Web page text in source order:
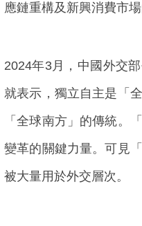
應鏈重構及新興消費市場
2024年3月，中國外交
就表示，獨立自主是「
「全球南方」的傳統。
變革的關鍵力量。可見
被大量用於外交層次。